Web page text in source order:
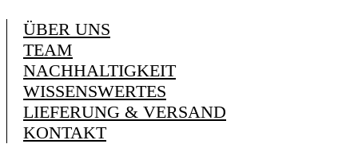
ÜBER UNS
TEAM
NACHHALTIGKEIT
WISSENSWERTES
LIEFERUNG & VERSAND
KONTAKT